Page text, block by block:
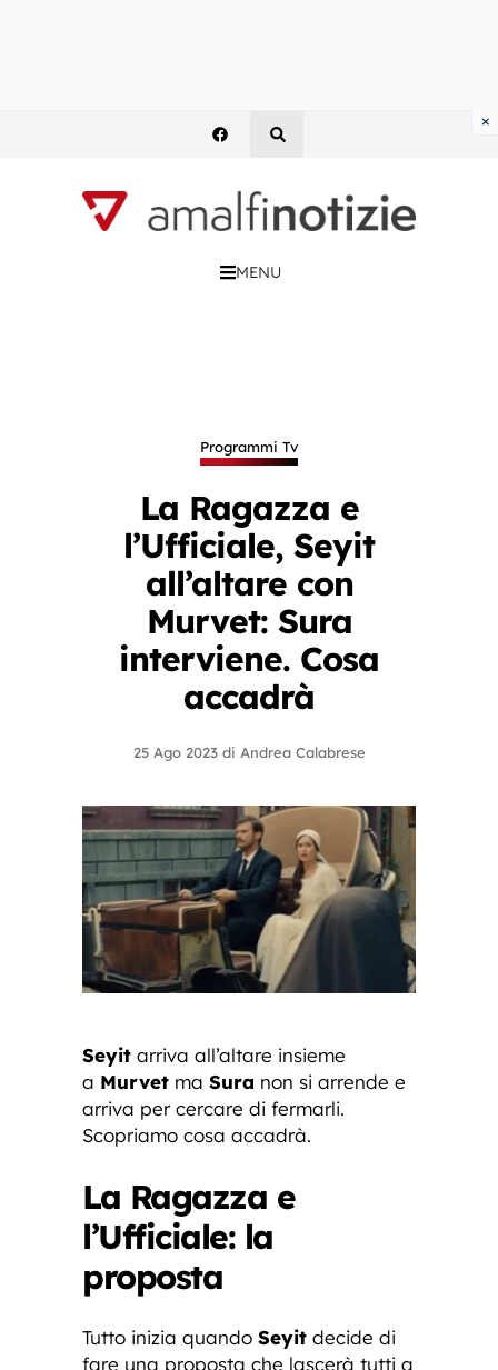
MENU
Programmi Tv
La Ragazza e
l’Ufficiale, Seyit
all’altare con
Murvet: Sura
interviene. Cosa
accadrà
25 Ago 2023 di Andrea Calabrese
Seyit arriva all’altare insieme
a Murvet ma Sura non si arrende e
arriva per cercare di fermarli.
Scopriamo cosa accadrà.
La Ragazza e
l’Ufficiale: la
proposta
Tutto inizia quando Seyit decide di
fare una proposta che lascerà tutti a
×